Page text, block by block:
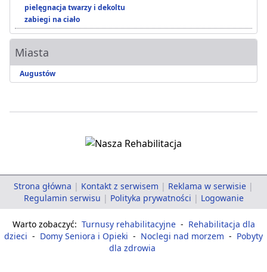
pielęgnacja twarzy i dekoltu
zabiegi na ciało
Miasta
Augustów
Strona główna | Kontakt z serwisem | Reklama w serwisie |
Regulamin serwisu | Polityka prywatności | Logowanie
Warto zobaczyć: Turnusy rehabilitacyjne - Rehabilitacja dla
dzieci - Domy Seniora i Opieki - Noclegi nad morzem - Pobyty
dla zdrowia